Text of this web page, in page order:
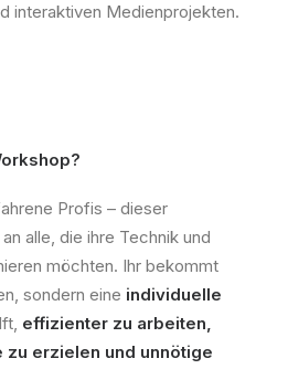
interaktiven Medienprojekten.
Profis – dieser
alle, die ihre Technik und
möchten. Ihr bekommt
sondern eine individuelle
effizienter zu arbeiten,
erzielen und unnötige